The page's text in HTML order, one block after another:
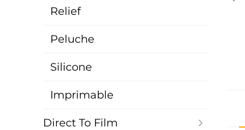
Relief
Peluche
Silicone
Imprimable
Direct To Film